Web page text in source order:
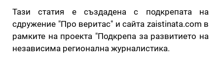
Тази статия е създадена с подкрепата на
сдружение "Про веритас" и сайта zaistinata.com в
рамките на проекта "Подкрепа за развитието на
независима регионална журналистика.